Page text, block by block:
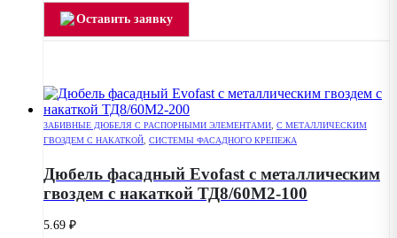
Оставить заявку
ЗАБИВНЫЕ ДЮБЕЛЯ С РАСПОРНЫМИ ЭЛЕМЕНТАМИ С МЕТАЛЛИЧЕСКИМ
ГВОЗДЕМ С НАКАТКОЙ СИСТЕМЫ ФАСАДНОГО КРЕПЕЖА
Дюбель фасадный Evofast с металлическим
гвоздем с накаткой ТД8/60М2-100
5.69 ₽